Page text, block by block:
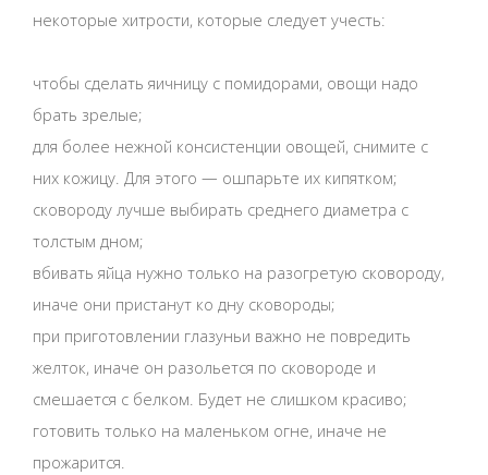
некоторые хитрости, которые следует учесть:
чтобы сделать яичницу с помидорами, овощи надо
брать зрелые;
для более нежной консистенции овощей, снимите с
них кожицу. Для этого — ошпарьте их кипятком;
сковороду лучше выбирать среднего диаметра с
толстым дном;
вбивать яйца нужно только на разогретую сковороду,
иначе они пристанут ко дну сковороды;
при приготовлении глазуньи важно не повредить
желток, иначе он разольется по сковороде и
смешается с белком. Будет не слишком красиво;
готовить только на маленьком огне, иначе не
прожарится.